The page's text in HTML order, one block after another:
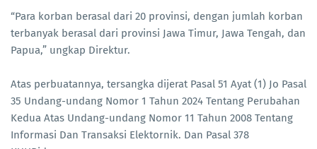
“Para korban berasal dari 20 provinsi, dengan jumlah korban
terbanyak berasal dari provinsi Jawa Timur, Jawa Tengah, dan
Papua,” ungkap Direktur.
Atas perbuatannya, tersangka dijerat Pasal 51 Ayat (1) Jo Pasal
35 Undang-undang Nomor 1 Tahun 2024 Tentang Perubahan
Kedua Atas Undang-undang Nomor 11 Tahun 2008 Tentang
Informasi Dan Transaksi Elektornik. Dan Pasal 378